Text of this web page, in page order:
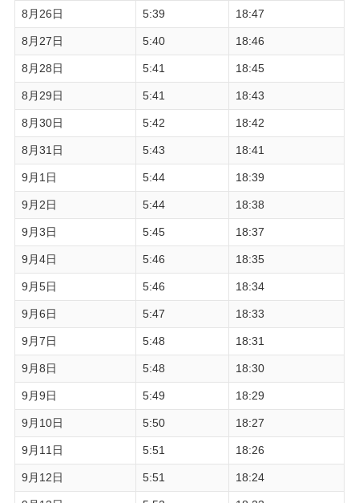
8月26日 5:39 18:47
8月27日 5:40 18:46
8月28日 5:41 18:45
8月29日 5:41 18:43
8月30日 5:42 18:42
8月31日 5:43 18:41
9月1日 5:44 18:39
9月2日 5:44 18:38
9月3日 5:45 18:37
9月4日 5:46 18:35
9月5日 5:46 18:34
9月6日 5:47 18:33
9月7日 5:48 18:31
9月8日 5:48 18:30
9月9日 5:49 18:29
9月10日 5:50 18:27
9月11日 5:51 18:26
9月12日 5:51 18:24